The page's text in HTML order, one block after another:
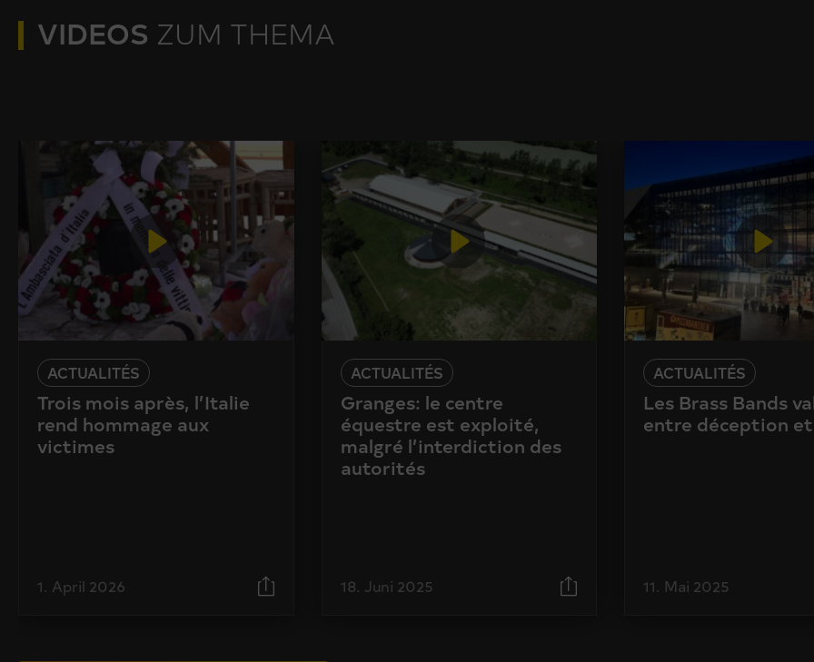
VIDEOS ZUM THEMA
ACTUALITÉS
Trois mois après, l’Italie
rend hommage aux
victimes
1. April 2026
ACTUALITÉS
Granges: le centre
équestre est exploité,
malgré l’interdiction des
autorités
18. Juni 2025
ACTUALITÉS
Les Brass Bands
entre déception
11. Mai 2025